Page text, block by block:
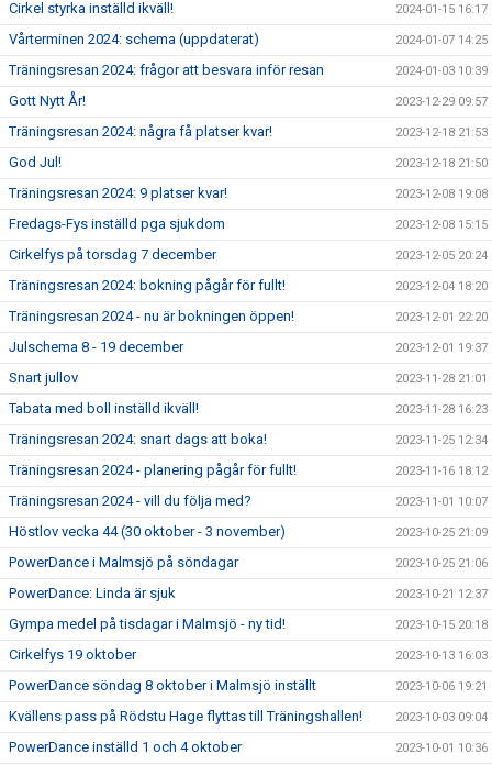
Cirkel styrka inställd ikväll! 2024-01-15 16:17
Vårterminen 2024: schema (uppdaterat) 2024-01-07 14:25
Träningsresan 2024: frågor att besvara inför resan 2024-01-03 10:39
Gott Nytt År! 2023-12-29 09:57
Träningsresan 2024: några få platser kvar! 2023-12-18 21:53
God Jul! 2023-12-18 21:50
Träningsresan 2024: 9 platser kvar! 2023-12-08 19:08
Fredags-Fys inställd pga sjukdom 2023-12-08 15:15
Cirkelfys på torsdag 7 december 2023-12-05 20:24
Träningsresan 2024: bokning pågår för fullt! 2023-12-04 18:20
Träningsresan 2024 - nu är bokningen öppen! 2023-12-01 22:20
Julschema 8 - 19 december 2023-12-01 19:37
Snart jullov 2023-11-28 21:01
Tabata med boll inställd ikväll! 2023-11-28 16:23
Träningsresan 2024: snart dags att boka! 2023-11-25 12:34
Träningsresan 2024 - planering pågår för fullt! 2023-11-16 18:12
Träningsresan 2024 - vill du följa med? 2023-11-01 10:07
Höstlov vecka 44 (30 oktober - 3 november) 2023-10-25 21:09
PowerDance i Malmsjö på söndagar 2023-10-25 21:06
PowerDance: Linda är sjuk 2023-10-21 12:37
Gympa medel på tisdagar i Malmsjö - ny tid! 2023-10-15 20:18
Cirkelfys 19 oktober 2023-10-13 16:03
PowerDance söndag 8 oktober i Malmsjö inställt 2023-10-06 19:21
Kvällens pass på Rödstu Hage flyttas till Träningshallen! 2023-10-03 09:04
PowerDance inställd 1 och 4 oktober 2023-10-01 10:36